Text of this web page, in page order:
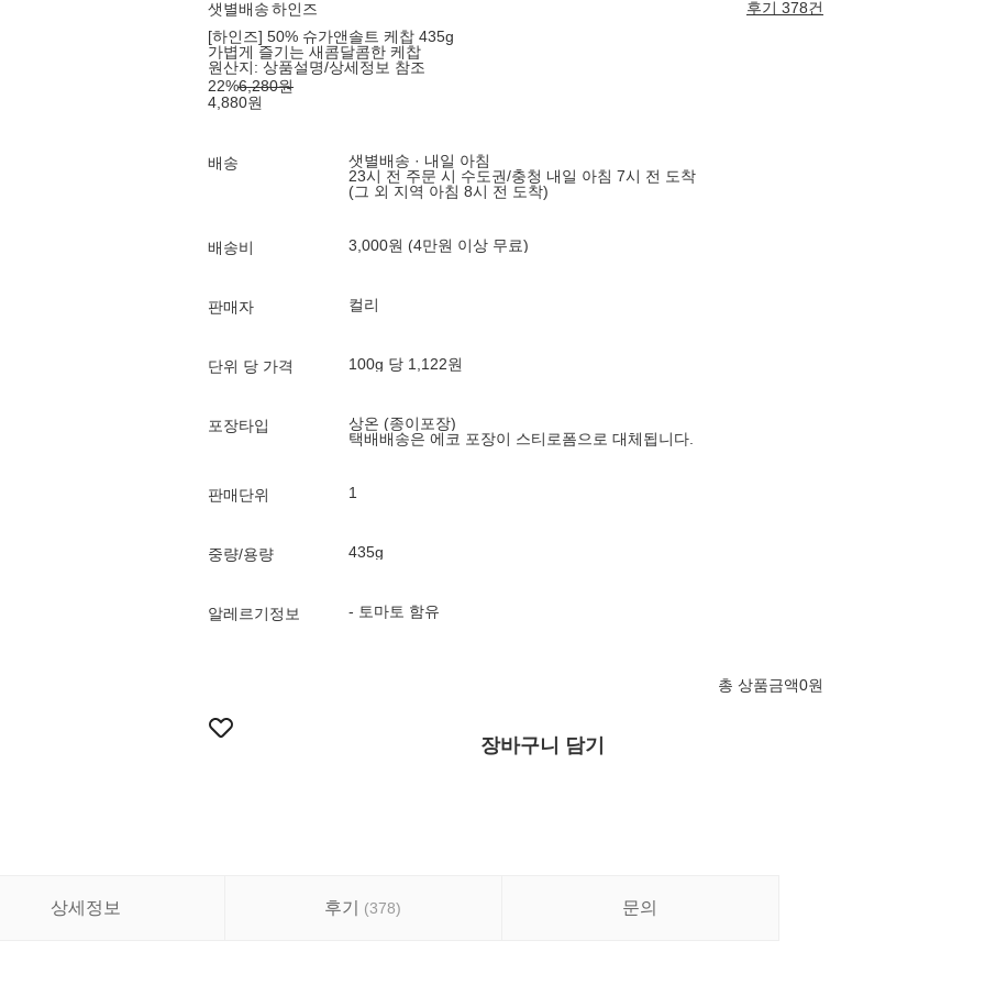
샛별배송하인즈
후기 378건
[하인즈] 50% 슈가앤솔트 케찹 435g
가볍게 즐기는 새콤달콤한 케찹
원산지: 상품설명/상세정보 참조
22%6,280원
4,880원
배송
샛별배송 · 내일 아침
23시 전 주문 시 수도권/충청 내일 아침 7시 전 도착
(그 외 지역 아침 8시 전 도착)
배송비 3,000원 (4만원 이상 무료)
판매자 컬리
단위 당 가격 100g 당 1,122원
포장타입
상온 (종이포장)
택배배송은 에코 포장이 스티로폼으로 대체됩니다.
판매단위 1
중량/용량 435g
알레르기정보 - 토마토 함유
총 상품금액0원
장바구니 담기
상세정보 후기 (378) 문의